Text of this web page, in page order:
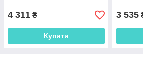
4 311 ₴
Купити
3 535